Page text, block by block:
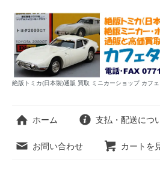
絶版トミカ(日本製)通販 買取 ミニカーショップ カフ
ホーム 支払・配送につ
お問い合わせ カートを